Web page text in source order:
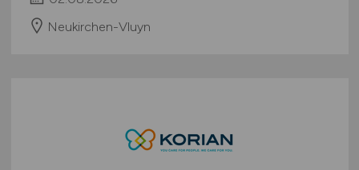
Neukirchen-Vluyn